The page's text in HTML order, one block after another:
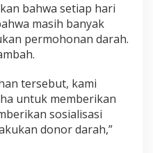
bahwa setiap hari
masih banyak
permohonan darah.
tersebut, kami
untuk memberikan
sosialisasi
donor darah,”